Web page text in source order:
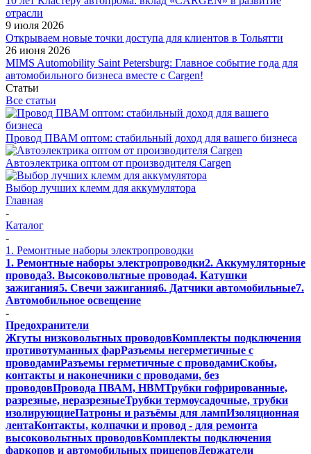
отрасли
9 июля 2026
Открываем новые точки доступа для клиентов в Тольятти
26 июня 2026
MIMS Automobility Saint Petersburg: Главное событие года для
автомобильного бизнеса вместе с Cargen!
Статьи
Все статьи
Провод ПВАМ оптом: стабильный доход для вашего бизнеса
Автоэлектрика оптом от производителя Cargen
Выбор лучших клемм для аккумулятора
Главная
-
Каталог
-
1. Ремонтные наборы электропроводки
1. Ремонтные наборы электропроводки2. Аккумуляторные
провода3. Высоковольтные провода4. Катушки
зажигания5. Свечи зажигания6. Датчики автомобильные7.
Автомобильное освещение
-
Предохранители
Жгуты низковольтных проводовКомплекты подключения
противотуманных фарРазъемы негерметичные с
проводамиРазъемы герметичные с проводамиСкобы,
контакты и наконечники с проводами, без
проводовПровода ПВАМ, НВМТрубки гофрированные,
разрезные, неразрезныеТрубки термоусадочные, трубки
изолирующиеПатроны и разъёмы для лампИзоляционная
лентаКонтакты, колпачки и провод - для ремонта
высоковольтных проводовКомплекты подключения
фаркопов и автомобильных прицеповДержатели